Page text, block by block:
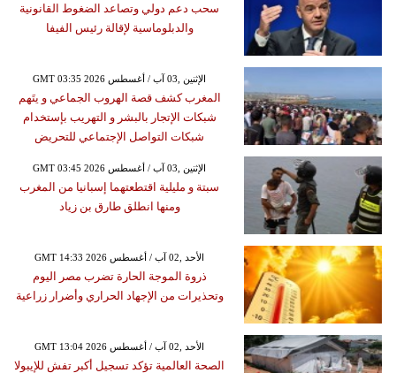
سحب دعم دولي وتصاعد الضغوط القانونية
والدبلوماسية لإقالة رئيس الفيفا
GMT 03:35 2026 الإثنين ,03 آب / أغسطس
المغرب كشف قصة الهروب الجماعي و يتَهم
شبكات الإتجار بالبشر و التهريب بإستخدام
شبكات التواصل الإجتماعي للتحريض
GMT 03:45 2026 الإثنين ,03 آب / أغسطس
سبتة و مليلية اقتطعتهما إسبانيا من المغرب
ومنها انطلق طارق بن زياد
GMT 14:33 2026 الأحد ,02 آب / أغسطس
ذروة الموجة الحارة تضرب مصر اليوم
وتحذيرات من الإجهاد الحراري وأضرار زراعية
GMT 13:04 2026 الأحد ,02 آب / أغسطس
الصحة العالمية تؤكد تسجيل أكبر تفش للإيبولا